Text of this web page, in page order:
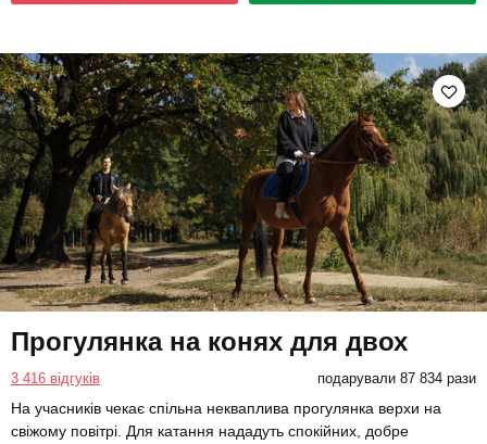
Прогулянка на конях для двох
3 416 відгуків подарували 87 834 рази
На учасників чекає спільна некваплива прогулянка верхи на
свіжому повітрі. Для катання нададуть спокійних, добре